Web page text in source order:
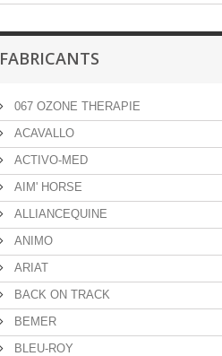
FABRICANTS
067 OZONE THERAPIE
ACAVALLO
ACTIVO-MED
AIM' HORSE
ALLIANCEQUINE
ANIMO
ARIAT
BACK ON TRACK
BEMER
BLEU-ROY